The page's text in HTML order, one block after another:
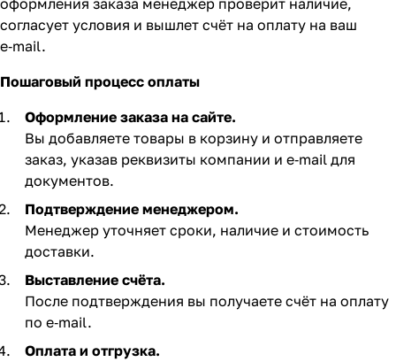
оформления заказа менеджер проверит наличие,
согласует условия и вышлет счёт на оплату на ваш
e‑mail.
Пошаговый процесс оплаты
Оформление заказа на сайте.
Вы добавляете товары в корзину и отправляете
заказ, указав реквизиты компании и e‑mail для
документов.
Подтверждение менеджером.
Менеджер уточняет сроки, наличие и стоимость
доставки.
Выставление счёта.
После подтверждения вы получаете счёт на оплату
по e‑mail. ​
Оплата и отгрузка.